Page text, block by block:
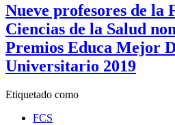
Nueve profesores de la
Ciencias de la Salud
Premios Educa Mejor
Universitario 2019
Etiquetado como
FCS